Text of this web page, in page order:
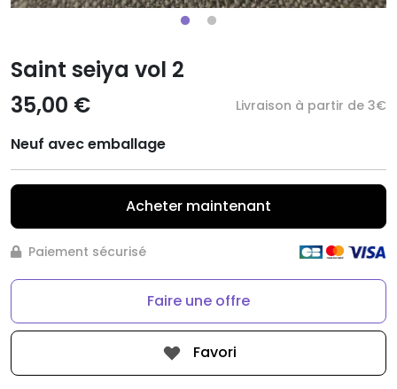
Saint seiya vol 2
35,00 €
Livraison à partir de 3€
Neuf avec emballage
Acheter maintenant
Paiement sécurisé
Faire une offre
Favori